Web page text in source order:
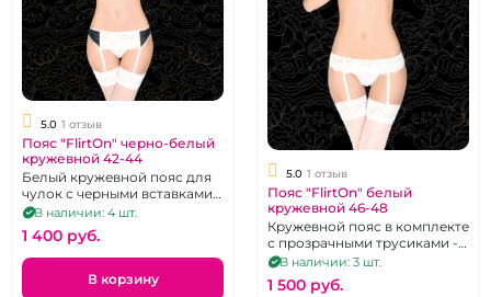
5.0 1 отзыв
Пояс "FlirtOn" черно-белый
кружевной 42-44
Белый кружевной пояс для
чулок с черными вставками
по бокам и трусики, размер
В наличии: 4 шт.
1 400 pуб.
В корзину
5.0 1 отзыв
Пояс "FlirtOn" белый
кружевной 46-48
Кружевной пояс в комплекте
с прозрачными трусиками -
стрингами.
В наличии: 3 шт.
1 500 pуб.